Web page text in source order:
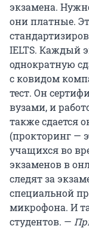
экзамена.
они платные.
IELTS. Каждый
однократную
с ковидом
тест. Он
вузами, и
также сдается
(прокторинг —
учащихся во
экзаменов в
следят за
специальной
микрофона. И
студентов. —